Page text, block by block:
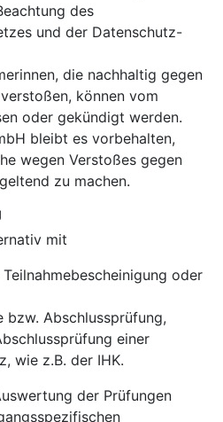
des
und der Datenschutz-
die nachhaltig gegen
können vom
oder gekündigt werden.
bleibt es vorbehalten,
wegen Verstoßes gegen
zu machen.
mit
oder
Abschlussprüfung,
einer
wie z.B. der IHK.
der Prüfungen